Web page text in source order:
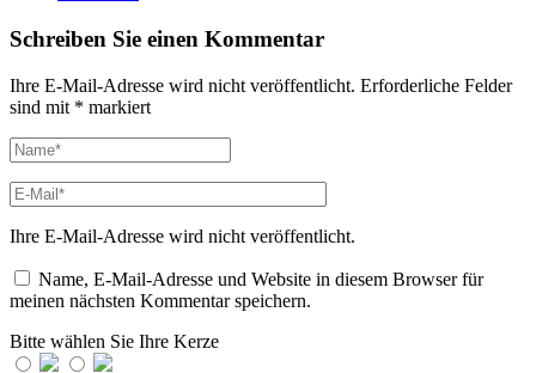
Schreiben Sie einen Kommentar
Ihre E-Mail-Adresse wird nicht veröffentlicht. Erforderliche Felder
sind mit * markiert
Ihre E-Mail-Adresse wird nicht veröffentlicht.
Name, E-Mail-Adresse und Website in diesem Browser für
meinen nächsten Kommentar speichern.
Bitte wählen Sie Ihre Kerze